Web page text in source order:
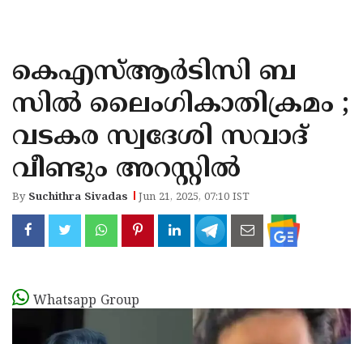
KANNUR
KASARAGOD
കെഎസ്ആര്‍ടിസി ബ
സില്‍ ലൈംഗികാതിക്രമം ;
വടകര സ്വദേശി സവാദ്
വീണ്ടും അറസ്റ്റില്‍
By Suchithra Sivadas Jun 21, 2025, 07:10 IST
Whatsapp Group